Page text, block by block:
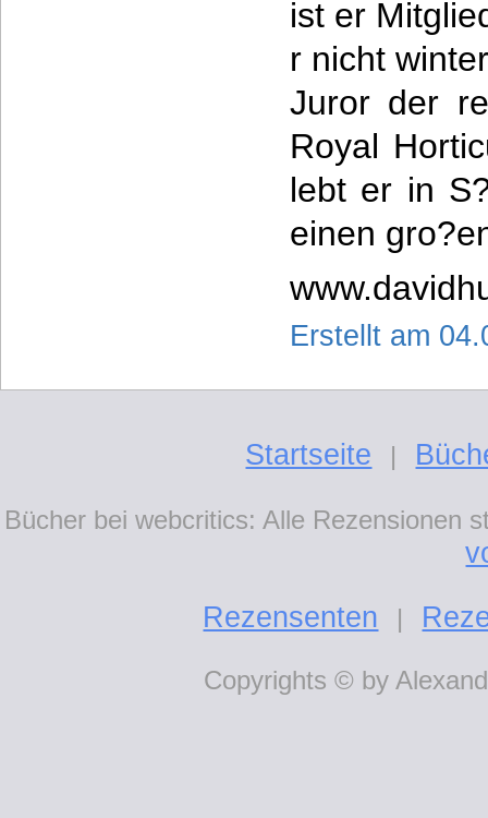
ist er
r nicht
Juror der
Royal
lebt er in
einen
Erstellt am
Startseite |
Bücher bei webcritics: Alle Rezensionen
Rezensenten
|
Copyrights © by